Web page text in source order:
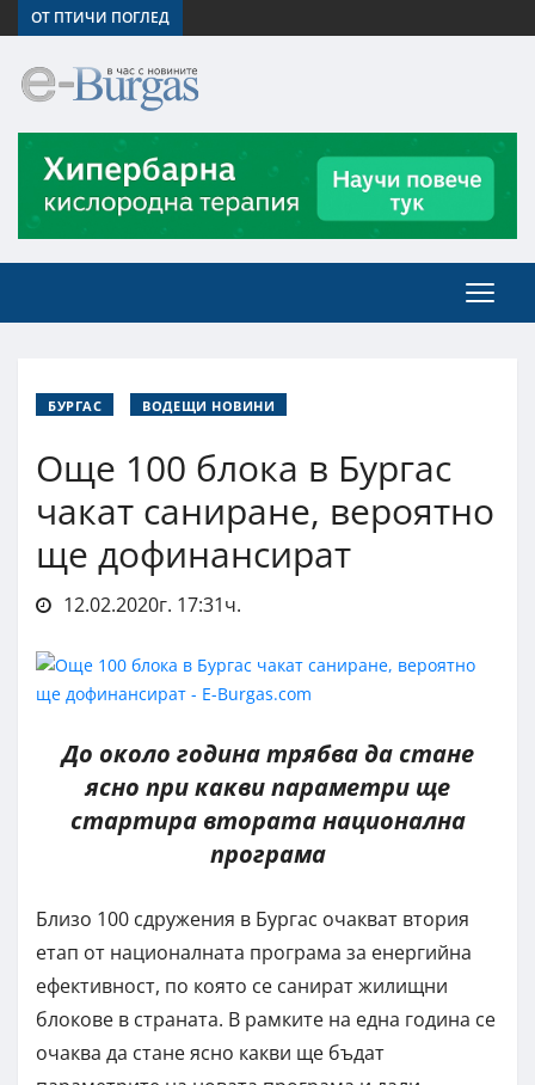
ОТ ПТИЧИ ПОГЛЕД
БУРГАС ВОДЕЩИ НОВИНИ
Още 100 блока в Бургас
чакат саниране, вероятно
ще дофинансират
12.02.2020г. 17:31ч.
До около година трябва да стане
ясно при какви параметри ще
стартира втората национална
програма
Близо 100 сдружения в Бургас очакват втория
етап от националната програма за енергийна
ефективност, по която се санират жилищни
блокове в страната. В рамките на една година се
очаква да стане ясно какви ще бъдат